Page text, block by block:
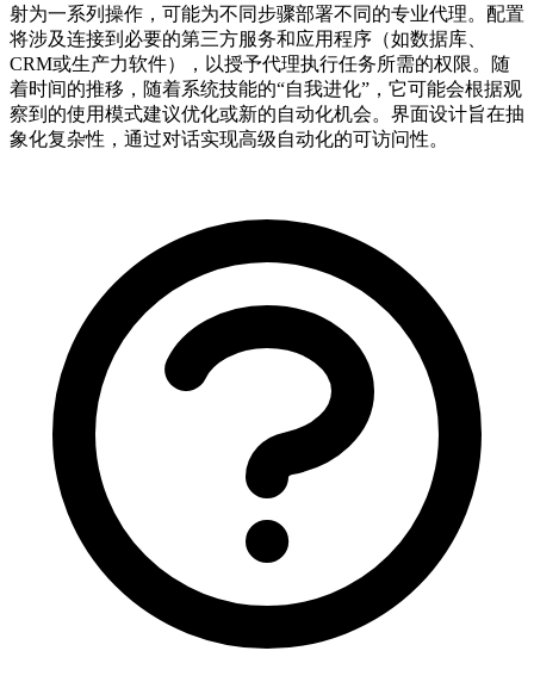
射为一系列操作，可能为不同步骤部署不同的专业代理。配置
将涉及连接到必要的第三方服务和应用程序（如数据库、
CRM或生产力软件），以授予代理执行任务所需的权限。随
着时间的推移，随着系统技能的“自我进化”，它可能会根据观
察到的使用模式建议优化或新的自动化机会。界面设计旨在抽
象化复杂性，通过对话实现高级自动化的可访问性。